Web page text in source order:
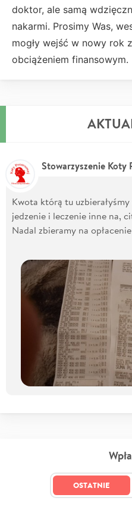
doktor, ale samą
nakarmi. Prosimy Was,
mogły wejść w nowy rok
obciążeniem finansowym.
Stowarzyszenie Koty
Kwota którą tu
jedzenie i leczenie inne na,
Nadal zbieramy na
OSTATNIE